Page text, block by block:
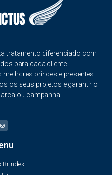
tratamento diferenciado com
para cada cliente.
brindes e presentes
os seus projetos e garantir o
ou campanha.
Brindes